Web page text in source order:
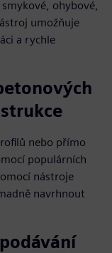
ohybové,
umožňuje
a rychle
nebo přímo
populárních
nástroje
navrhnout